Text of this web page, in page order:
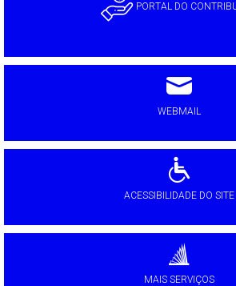
PORTAL DO
WEBMAIL
ACESSIBILIDADE DO SITE
MAIS SERVIÇOS